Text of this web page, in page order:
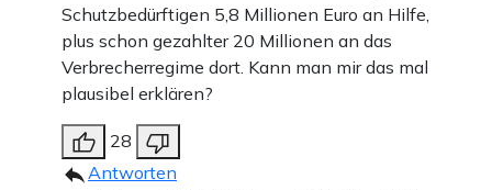
Schutzbedürftigen 5,8 Millionen Euro an Hilfe,
plus schon gezahlter 20 Millionen an das
Verbrecherregime dort. Kann man mir das mal
plausibel erklären?
28
Antworten